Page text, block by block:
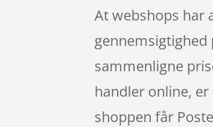
At webshops har
gennemsigtighed
sammenligne
handler online,
shoppen får